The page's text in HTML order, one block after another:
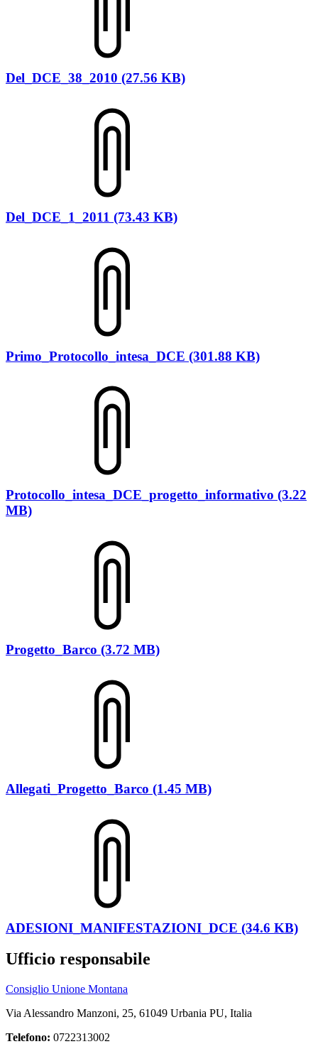
Del_DCE_38_2010 (27.56 KB)
Del_DCE_1_2011 (73.43 KB)
Primo_Protocollo_intesa_DCE (301.88 KB)
Protocollo_intesa_DCE_progetto_informativo (3.22
MB)
Progetto_Barco (3.72 MB)
Allegati_Progetto_Barco (1.45 MB)
ADESIONI_MANIFESTAZIONI_DCE (34.6 KB)
Ufficio responsabile
Consiglio Unione Montana
Via Alessandro Manzoni, 25, 61049 Urbania PU, Italia
Telefono: 0722313002